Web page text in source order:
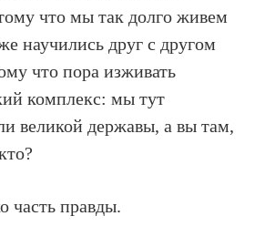
что мы так долго живем
научились друг с другом
что пора изживать
комплекс: мы тут
великой державы, а вы там,
часть правды.